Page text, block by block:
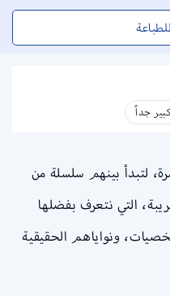
كبير جداً
لتبدأ بينهم سلسلة من
التي نتعرف بفضلها
ونواياهم الحقيقية